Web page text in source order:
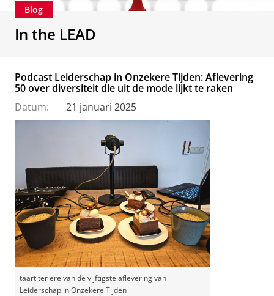
Blog
In the LEAD
Podcast Leiderschap in Onzekere Tijden: Aflevering
50 over diversiteit die uit de mode lijkt te raken
Datum:
21 januari 2025
taart ter ere van de vijftigste aflevering van
Leiderschap in Onzekere Tijden